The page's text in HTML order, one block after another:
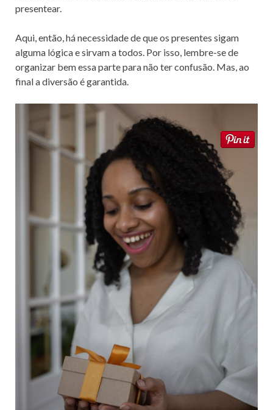
presentear.
Aqui, então, há necessidade de que os presentes sigam
alguma lógica e sirvam a todos. Por isso, lembre-se de
organizar bem essa parte para não ter confusão. Mas, ao
final a diversão é garantida.